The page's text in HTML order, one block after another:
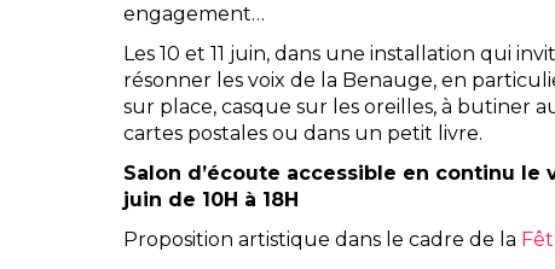
engagement…
Les 10 et 11 juin, dans une installation qui
résonner les voix de la Benauge, en
sur place, casque sur les oreilles, à butiner
cartes postales ou dans un petit livre.
Salon d’écoute accessible en continu le
juin de 10H à 18H
Proposition artistique dans le cadre de la